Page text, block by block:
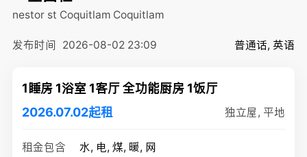
nestor st Coquitlam Coquitlam
发布时间 2026-08-02 23:09 普通话, 英语
1睡房 1浴室 1客厅 全功能厨房 1饭厅
2026.07.02起租
独立屋, 平地
租金包含
水, 电, 煤, 暖, 网